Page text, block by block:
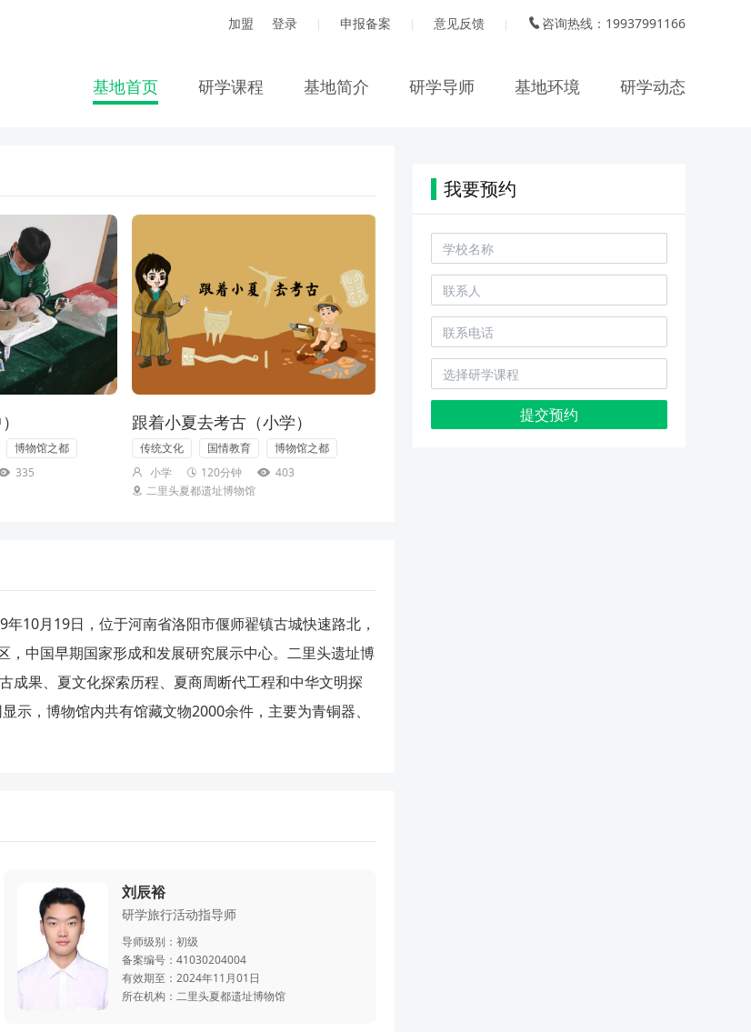
加盟 登录 | 申报备案 | 意见反馈 | 咨询热线：19937991166
基地首页 研学课程 基地简介 研学导师 基地环境 研学动态
博物馆之都
335
跟着小夏去考古（小学）
传统文化 国情教育
博物馆之都
小学
120分钟
403
二里头夏都遗址博物馆
月19日，位于河南省洛阳市偃师翟镇古城快速路北，
中国早期国家形成和发展研究展示中心。二里头遗址博
成果、夏文化探索历程、夏商周断代工程和中华文明探
示，博物馆内共有馆藏文物2000余件，主要为青铜器、
刘辰裕
研学旅行活动指导师
导师级别： 初级
备案编号： 41030204004
有效期至： 2024年11月01日
所在机构： 二里头夏都遗址博物馆
我要预约
提交预约